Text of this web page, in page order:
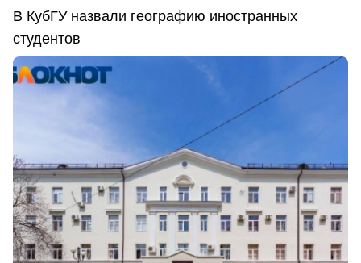
В КубГУ назвали географию иностранных
студентов